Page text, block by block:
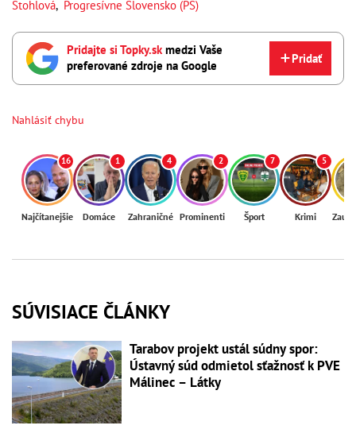
Stohlová, Progresívne Slovensko (PS)
Pridajte si Topky.skmedzi Vaše
preferované zdroje na Google
Pridať
Nahlásiť chybu
16
Najčítanejšie
1
Domáce
4
Zahraničné
2
Prominenti
7
Šport
5
Krimi
SÚVISIACE ČLÁNKY
Tarabov projekt ustál súdny spor:
Ústavný súd odmietol sťažnosť k PVE
Málinec – Látky